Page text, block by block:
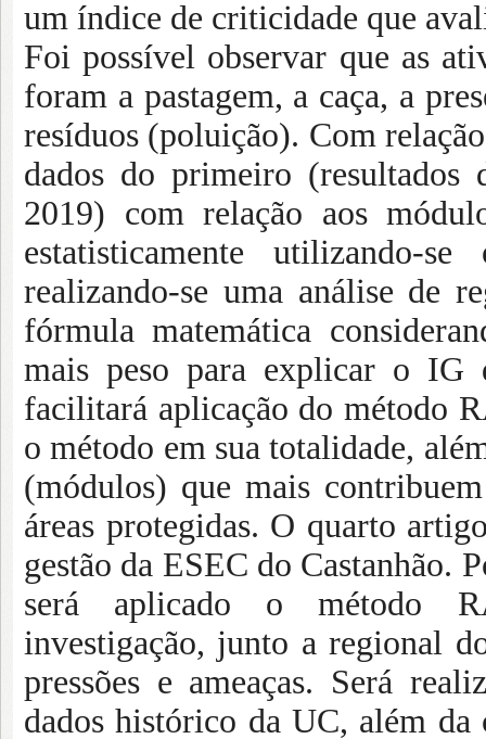
um índice de criticidade que
Foi possível observar que as
foram a pastagem, a caça, a
resíduos (poluição). Com
dados do primeiro
2019) com relação aos
estatisticamente utilizando-
realizando-se uma análise de
fórmula matemática
mais peso para explicar o IG
facilitará aplicação do método
o método em sua totalidade,
(módulos) que mais
áreas protegidas. O quarto
gestão da ESEC do Castanhão.
será aplicado o método
investigação, junto a regional
pressões e ameaças. Será
dados histórico da UC, além da